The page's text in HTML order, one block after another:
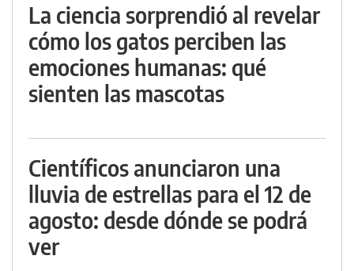
La ciencia sorprendió al revelar
cómo los gatos perciben las
emociones humanas: qué
sienten las mascotas
Científicos anunciaron una
lluvia de estrellas para el 12 de
agosto: desde dónde se podrá
ver